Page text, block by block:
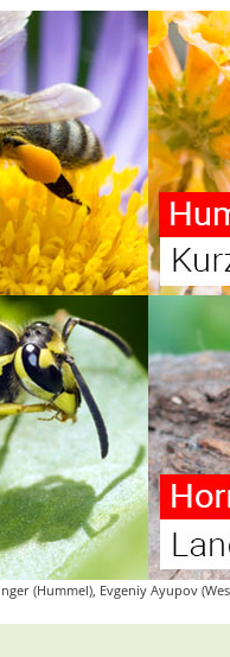
(Hummel), Evgeniy Ayupov